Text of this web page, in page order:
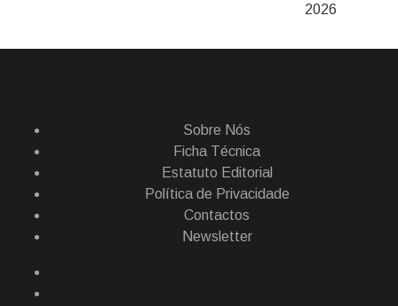
2026
Sobre Nós
Ficha Técnica
Estatuto Editorial
Política de Privacidade
Contactos
Newsletter